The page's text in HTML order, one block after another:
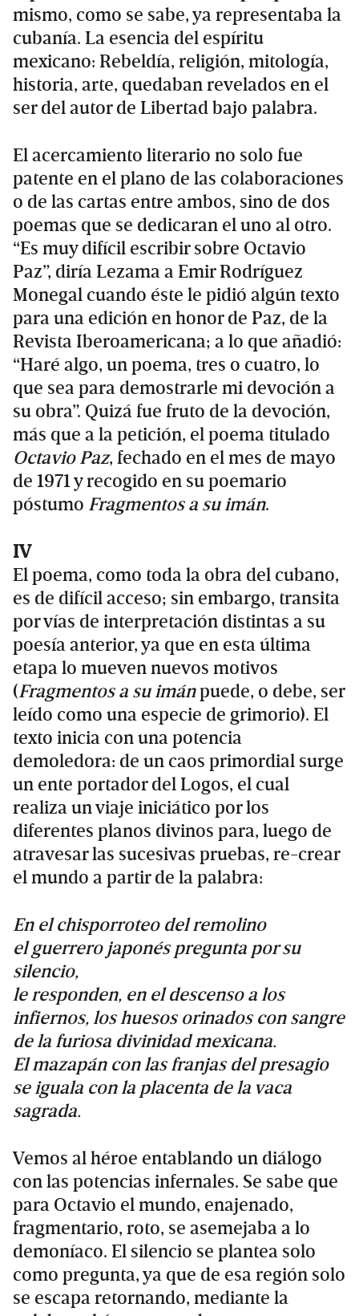
mismo, como se sabe, ya representaba la
cubanía. La esencia del espíritu
mexicano: Rebeldía, religión, mitología,
historia, arte, quedaban revelados en el
ser del autor de Libertad bajo palabra.
El acercamiento literario no solo fue
patente en el plano de las colaboraciones
o de las cartas entre ambos, sino de dos
poemas que se dedicaran el uno al otro.
“Es muy difícil escribir sobre Octavio
Paz”, diría Lezama a Emir Rodríguez
Monegal cuando éste le pidió algún texto
para una edición en honor de Paz, de la
Revista Iberoamericana; a lo que añadió:
“Haré algo, un poema, tres o cuatro, lo
que sea para demostrarle mi devoción a
su obra”. Quizá fue fruto de la devoción,
más que a la petición, el poema titulado
Octavio Paz, fechado en el mes de mayo
de 1971 y recogido en su poemario
póstumo Fragmentos a su imán.
IV
El poema, como toda la obra del cubano,
es de difícil acceso; sin embargo, transita
por vías de interpretación distintas a su
poesía anterior, ya que en esta última
etapa lo mueven nuevos motivos
(Fragmentos a su imánpuede, o debe, ser
leído como una especie de grimorio). El
texto inicia con una potencia
demoledora: de un caos primordial surge
un ente portador del Logos, el cual
realiza un viaje iniciático por los
diferentes planos divinos para, luego de
atravesar las sucesivas pruebas, re-crear
el mundo a partir de la palabra:
En el chisporroteo del remolino
el guerrero japonés pregunta por su
silencio,
le responden, en el descenso a los
infiernos, los huesos orinados con sangre
de la furiosa divinidad mexicana.
El mazapán con las franjas del presagio
se iguala con la placenta de la vaca
sagrada.
Vemos al héroe entablando un diálogo
con las potencias infernales. Se sabe que
para Octavio el mundo, enajenado,
fragmentario, roto, se asemejaba a lo
demoníaco. El silencio se plantea solo
como pregunta, ya que de esa región solo
se escapa retornando, mediante la